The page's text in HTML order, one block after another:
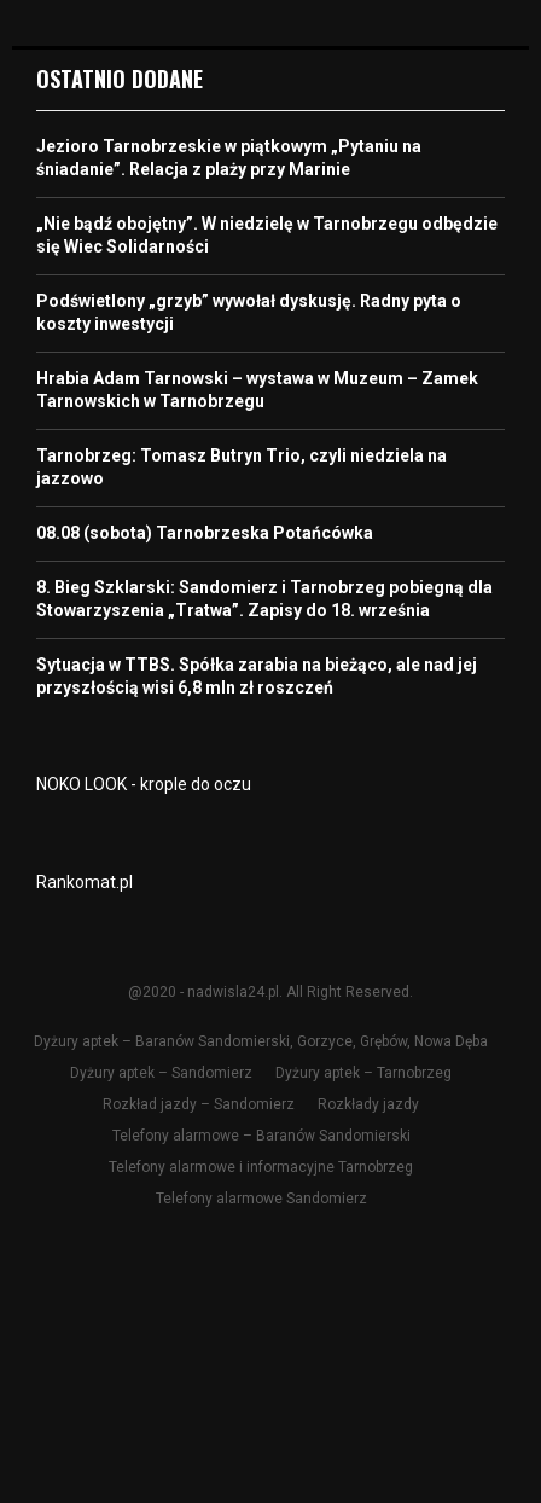
OSTATNIO DODANE
Jezioro Tarnobrzeskie w piątkowym „Pytaniu na
śniadanie”. Relacja z plaży przy Marinie
„Nie bądź obojętny”. W niedzielę w Tarnobrzegu odbędzie
się Wiec Solidarności
Podświetlony „grzyb” wywołał dyskusję. Radny pyta o
koszty inwestycji
Hrabia Adam Tarnowski – wystawa w Muzeum – Zamek
Tarnowskich w Tarnobrzegu
Tarnobrzeg: Tomasz Butryn Trio, czyli niedziela na
jazzowo
08.08 (sobota) Tarnobrzeska Potańcówka
8. Bieg Szklarski: Sandomierz i Tarnobrzeg pobiegną dla
Stowarzyszenia „Tratwa”. Zapisy do 18. września
Sytuacja w TTBS. Spółka zarabia na bieżąco, ale nad jej
przyszłością wisi 6,8 mln zł roszczeń
NOKO LOOK - krople do oczu
Rankomat.pl
@2020 - nadwisla24.pl. All Right Reserved.
Dyżury aptek – Baranów Sandomierski, Gorzyce, Grębów, Nowa Dęba
Dyżury aptek – Sandomierz
Dyżury aptek – Tarnobrzeg
Rozkład jazdy – Sandomierz
Rozkłady jazdy
Telefony alarmowe – Baranów Sandomierski
Telefony alarmowe i informacyjne Tarnobrzeg
Telefony alarmowe Sandomierz